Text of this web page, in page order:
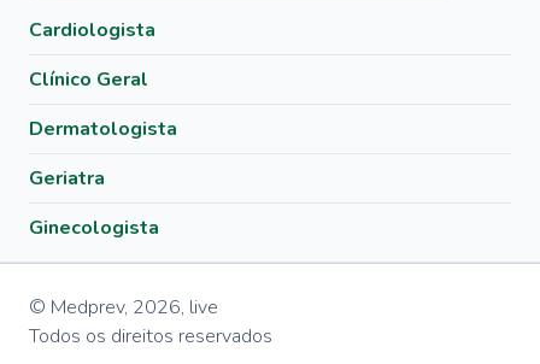
Cardiologista
Clínico Geral
Dermatologista
Geriatra
Ginecologista
© Medprev, 2026, live
Todos os direitos reservados